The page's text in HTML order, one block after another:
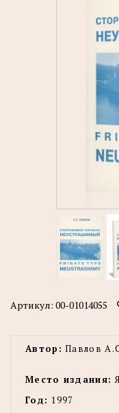
Артикул: 00-01014055
Автор: Павлов
Место издания:
Год: 1997